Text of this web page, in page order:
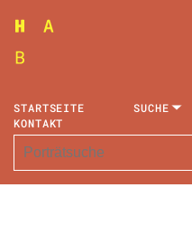
STARTSEITE SUCHE
KONTAKT